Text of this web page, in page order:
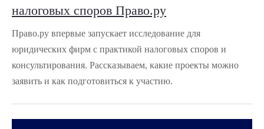
налоговых споров Право.ру
Право.ру впервые запускает исследование для
юридических фирм с практикой налоговых споров и
консультирования. Рассказываем, какие проекты можно
заявить и как подготовиться к участию.